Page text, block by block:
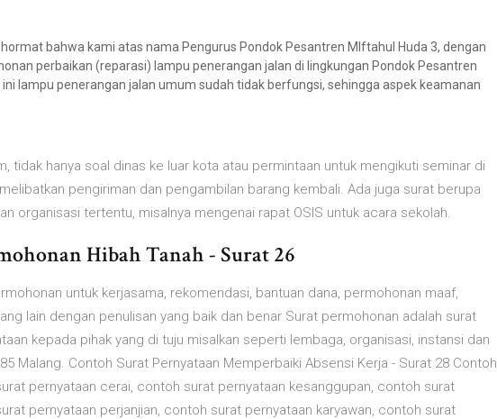
bahwa kami atas nama Pengurus Pondok Pesantren MIftahul Huda 3, dengan
perbaikan (reparasi) lampu penerangan jalan di lingkungan Pondok Pesantren
lampu penerangan jalan umum sudah tidak berfungsi, sehingga aspek keamanan
tidak hanya soal dinas ke luar kota atau permintaan untuk mengikuti seminar di
pengiriman dan pengambilan barang kembali. Ada juga surat berupa
organisasi tertentu, misalnya mengenai rapat OSIS untuk acara sekolah.
Hibah Tanah - Surat 26
untuk kerjasama, rekomendasi, bantuan dana, permohonan maaf,
lain dengan penulisan yang baik dan benar Surat permohonan adalah surat
kepada pihak yang di tuju misalkan seperti lembaga, organisasi, instansi dan
Malang. Contoh Surat Pernyataan Memperbaiki Absensi Kerja - Surat 28 Contoh
pernyataan cerai, contoh surat pernyataan kesanggupan, contoh surat
pernyataan perjanjian, contoh surat pernyataan karyawan, contoh surat